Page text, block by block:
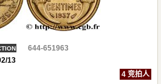
644-651963
13
4 竞拍人